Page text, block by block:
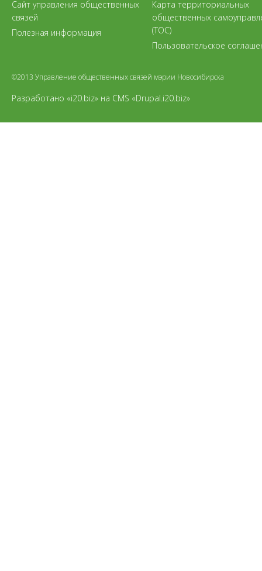
Сайт управления общественных
связей
Полезная информация
Карта территориальных
общественных
(ТОС)
Пользовательское
©2013 Управление общественных связей мэрии Новосибирска
Разработано «i20.biz» на CMS «Drupal.i20.biz»